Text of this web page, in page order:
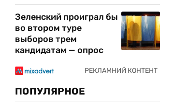
Зеленский проиграл бы
во втором туре
выборов трем
кандидатам — опрос
ПОПУЛЯРНОЕ